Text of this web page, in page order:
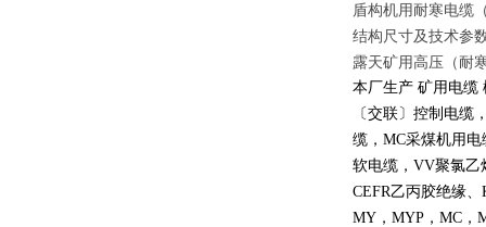
盾构机用耐寒电缆
结构尺寸及技术参
露天矿用高压（耐
本厂生产 矿用电缆
〔交联〕控制电缆
缆， MC采煤机用电
软电缆， VV聚氯乙
CEFR乙丙胶绝缘、
MY ， MYP ， MC ，